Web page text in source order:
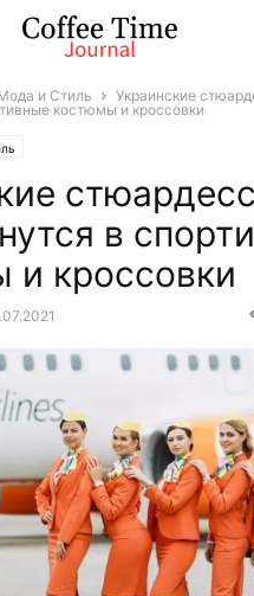
и Стиль
Украинские
костюмы и кроссовки
в
и кроссовки